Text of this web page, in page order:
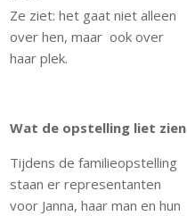
Ze ziet: het gaat niet alleen
over hen, maar ook over
haar plek.
Wat de opstelling liet zien
Tijdens de familieopstelling
staan er representanten
voor Janna, haar man en hun